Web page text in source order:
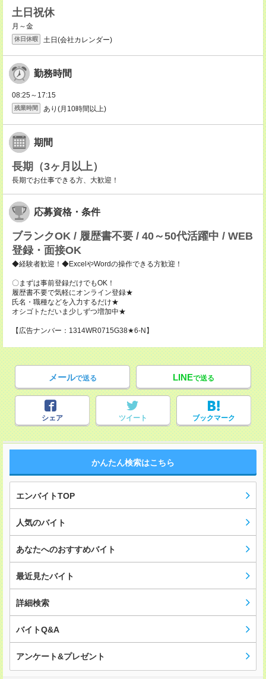
土日祝休
月～金
休日休暇 土日(会社カレンダー)
勤務時間
08:25～17:15
残業時間 あり(月10時間以上)
期間
長期（3ヶ月以上）
長期でお仕事できる方、大歓迎！
応募資格・条件
ブランクOK / 履歴書不要 / 40～50代活躍中 / WEB
登録・面接OK
◆経験者歓迎！◆ExcelやWordの操作できる方歓迎！
〇まずは事前登録だけでもOK！
履歴書不要で気軽にオンライン登録★
氏名・職種などを入力するだけ★
オシゴトただいま少しずつ増加中★
【広告ナンバー：1314WR0715G38★6-N】
メールで送る LINEで送る
シェア ツイート ブックマーク
かんたん検索はこちら
エンバイトTOP
人気のバイト
あなたへのおすすめバイト
最近見たバイト
詳細検索
バイトQ&A
アンケート&プレゼント